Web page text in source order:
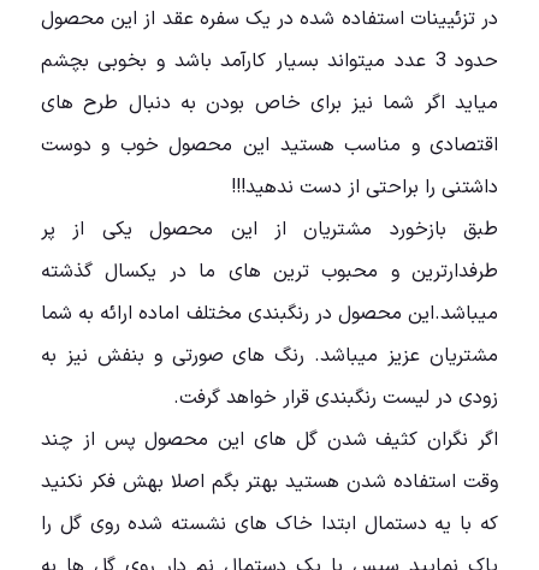
در تزئیینات استفاده شده در یک سفره عقد از این محصول
حدود 3 عدد میتواند بسیار کارآمد باشد و بخوبی بچشم
میاید اگر شما نیز برای خاص بودن به دنبال طرح های
اقتصادی و مناسب هستید این محصول خوب و دوست
داشتنی را براحتی از دست ندهید!!!
طبق بازخورد مشتریان از این محصول یکی از پر
طرفدارترین و محبوب ترین های ما در یکسال گذشته
میباشد.این محصول در رنگبندی مختلف اماده ارائه به شما
مشتریان عزیز میباشد. رنگ های صورتی و بنفش نیز به
زودی در لیست رنگبندی قرار خواهد گرفت.
اگر نگران کثیف شدن گل های این محصول پس از چند
وقت استفاده شدن هستید بهتر بگم اصلا بهش فکر نکنید
که با یه دستمال ابتدا خاک های نشسته شده روی گل را